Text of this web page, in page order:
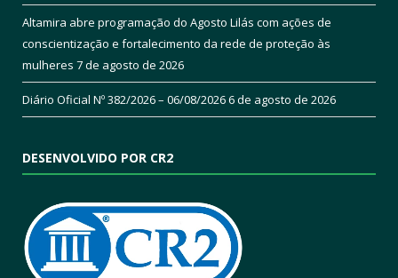
Altamira abre programação do Agosto Lilás com ações de
conscientização e fortalecimento da rede de proteção às
mulheres 7 de agosto de 2026
Diário Oficial Nº 382/2026 – 06/08/20266 de agosto de 2026
DESENVOLVIDO POR CR2